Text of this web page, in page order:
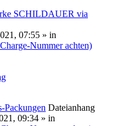
SCHILDAUER via
07:55 » in
Nummer achten)
Packungen Dateianhang
09:34 » in